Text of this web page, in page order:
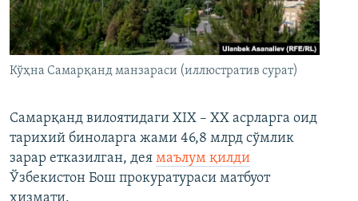
Кўҳна Самарқанд манзараси (иллюстратив сурат)
Самарқанд вилоятидаги XIX – XX асрларга оид
тарихий биноларга жами 46,8 млрд сўмлик
зарар етказилган, дея маълум қилди
Ўзбекистон Бош прокуратураси матбуот
хизмати.